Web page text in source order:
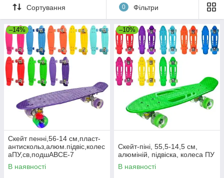
Сортування 0 Фільтри
–14%
Скейт пенні,56-14 см,пласт-
антискольз,алюм.підвіс,колес
аПУ,св,подшАВСЕ-7
В наявності
–10%
Скейт-піні, 55,5-14,5 см,
алюміній, підвіска, колеса ПУ
В наявності